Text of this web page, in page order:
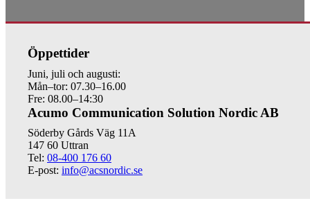
Öppettider
Juni, juli och augusti:
Mån–tor: 07.30–16.00
Fre: 08.00–14:30
Acumo Communication Solution Nordic AB
Söderby Gårds Väg 11A
147 60 Uttran
Tel: 08-400 176 60
E-post: info@acsnordic.se